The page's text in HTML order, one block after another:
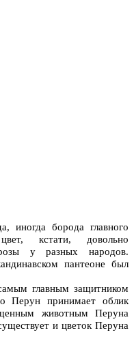
иногда борода главного
кстати, довольно
у разных народов.
пантеоне был
главным защитником
принимает облик
животным Перуна
и цветок Перуна